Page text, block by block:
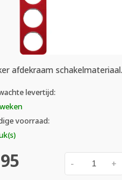
afdekraam
levertijd:
voorraad:
+
-